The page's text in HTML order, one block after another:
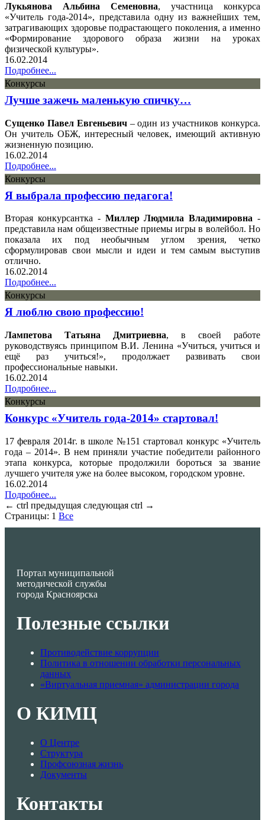
Лукьянова Альбина Семеновна, участница конкурса
«Учитель года-2014», представила одну из важнейших тем,
затрагивающих здоровье подрастающего поколения, а именно
«Формирование здорового образа жизни на уроках
физической культуры».
16.02.2014
Подробнее...
Конкурсы
Лучше зажечь маленькую спичку…
Сущенко Павел Евгеньевич– один из участников конкурса.
Он учитель ОБЖ, интересный человек, имеющий активную
жизненную позицию.
16.02.2014
Подробнее...
Конкурсы
Я выбрала профессию педагога!
Вторая конкурсантка - Миллер Людмила Владимировна -
представила нам общеизвестные приемы игры в волейбол. Но
показала их под необычным углом зрения, четко
сформулировав свои мысли и идеи и тем самым выступив
отлично.
16.02.2014
Подробнее...
Конкурсы
Я люблю свою профессию!
Лампетова Татьяна Дмитриевна, в своей работе
руководствуясь принципом В.И. Ленина «Учиться, учиться и
ещё раз учиться!», продолжает развивать свои
профессиональные навыки.
16.02.2014
Подробнее...
Конкурсы
Конкурс «Учитель года-2014» стартовал!
17 февраля 2014г. в школе №151 стартовал конкурс «Учитель
года – 2014». В нем приняли участие победители районного
этапа конкурса, которые продолжили бороться за звание
лучшего учителя уже на более высоком, городском уровне.
16.02.2014
Подробнее...
← ctrl предыдущая следующая ctrl →
Страницы: 1 Все
Портал муниципальной
методической службы
города Красноярска
Полезные ссылки
Противодействие коррупции
Политика в отношении обработки персональных
данных
«Виртуальная приемная» администрации города
О КИМЦ
О Центре
Структура
Профсоюзная жизнь
Документы
Контакты